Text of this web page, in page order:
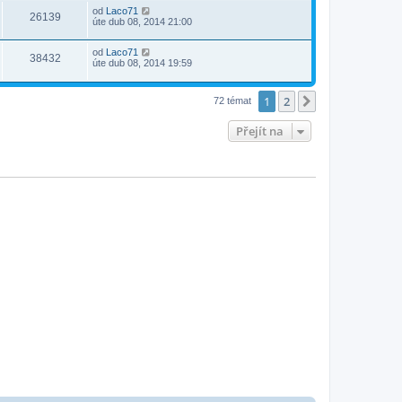
26139 od Laco71
úte dub 08, 2014 21:00
38432 od Laco71
úte dub 08, 2014 19:59
72 témat 1 2
Přejít na